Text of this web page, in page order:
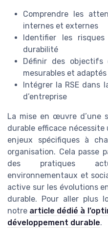
Comprendre les
internes et externes
Identifier les
durabilité
Définir des objectifs
mesurables et adaptés
Intégrer la RSE dans
d’entreprise
La mise en œuvre d’une
durable efficace
enjeux spécifiques à
organisation. Cela passe
des pratiques
environnementaux et
active sur les évolutions
durable. Pour aller plus
notre article dédié à
développement durable.